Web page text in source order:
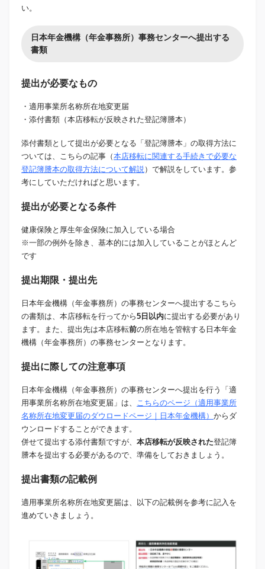
い。
日本年金機構（年金事務所）事務センターへ提出する
書類
提出が必要なもの
・適用事業所名称所在地変更届
・添付書類（本店移転が反映された登記簿謄本）
添付書類として提出が必要となる「登記簿謄本」の取得方法に
ついては、こちらの記事（本店移転に関連する手続きで必要な
登記簿謄本の取得方法について解説 ）で解説をしています。参
考にしていただければと思います。
提出が必要となる条件
健康保険と厚生年金保険に加入している場合
※一部の例外を除き、基本的には加入していることがほとんど
です
提出期限・提出先
日本年金機構（年金事務所）の事務センターへ提出するこちら
の書類は、本店移転を行ってから5日以内に提出する必要があり
ます。また、提出先は本店移転前の所在地を管轄する日本年金
機構（年金事務所）の事務センターとなります。
提出に際しての注意事項
日本年金機構（年金事務所）の事務センターへ提出を行う「適
用事業所名称所在地変更届」は、
こちらのページ（適用事業所
名称所在地変更届のダウロードページ｜日本年金機構） からダ
ウンロードすることができます。
併せて提出する添付書類ですが、 本店移転が反映された登記簿
謄本を提出する必要があるので、準備をしておきましょう。
提出書類の記載例
適用事業所名称所在地変更届は、以下の記載例を参考に記入を
進めていきましょう。